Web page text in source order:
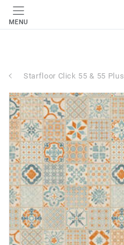
MENU
Starfloor Click 55 & 55 Plus